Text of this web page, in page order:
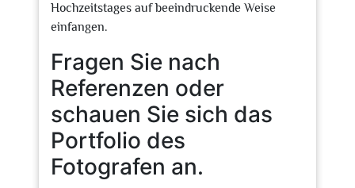
Hochzeitstages auf beeindruckende Weise
einfangen.
Fragen Sie nach
Referenzen oder
schauen Sie sich das
Portfolio des
Fotografen an.